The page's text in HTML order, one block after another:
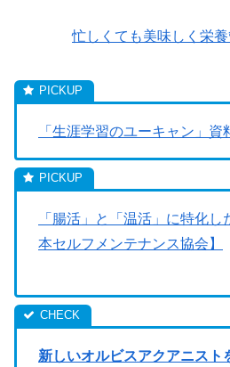
忙しくても美味しく栄
「生涯学習のユーキャン」
「腸活」と「温活」に特化
本セルフメンテナンス協会】
新しいオルビスアクアニスト